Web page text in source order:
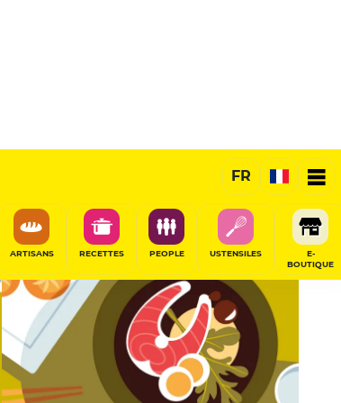
FR
ARTISANS RECETTES PEOPLE USTENSILES
E-
BOUTIQUE